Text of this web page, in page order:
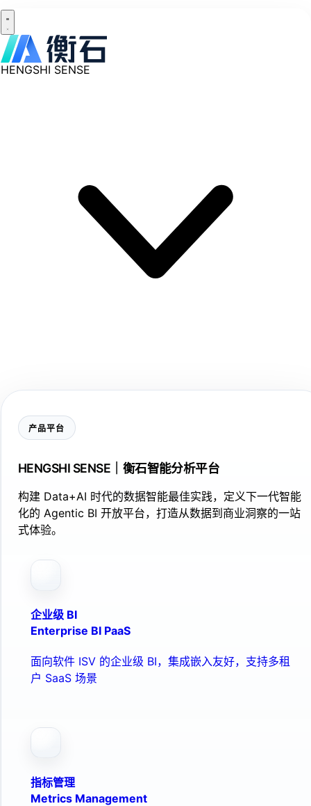
HENGSHI SENSE
产品平台
HENGSHI SENSE｜衡石智能分析平台
构建 Data+AI 时代的数据智能最佳实践，定义下一代智能
化的 Agentic BI 开放平台，打造从数据到商业洞察的一站
式体验。
企业级 BI
Enterprise BI PaaS
面向软件 ISV 的企业级 BI，集成嵌入友好，支持多租
户 SaaS 场景
指标管理
Metrics Management